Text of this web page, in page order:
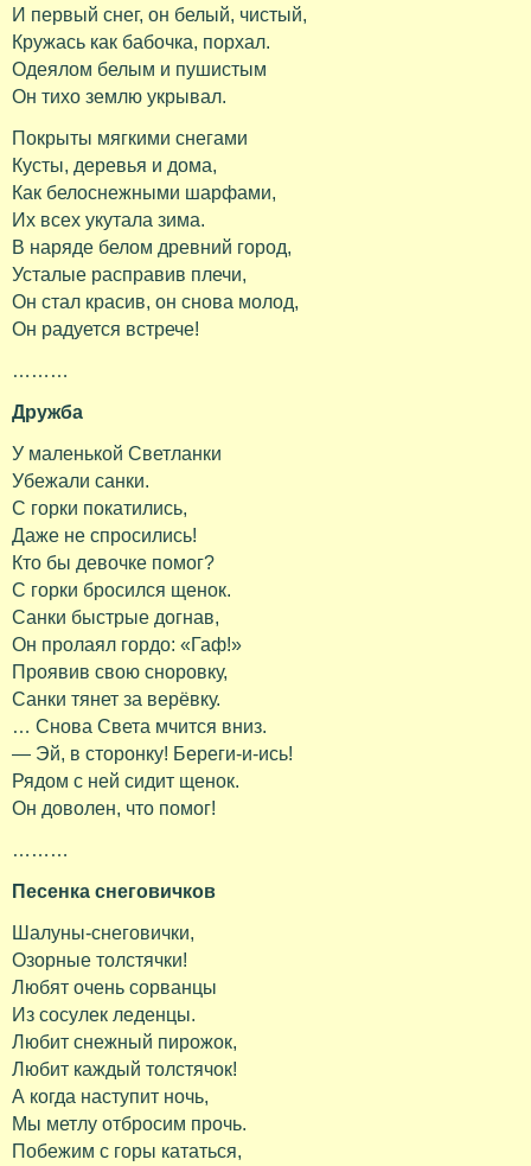
И первый снег, он белый, чистый,
Кружась как бабочка, порхал.
Одеялом белым и пушистым
Он тихо землю укрывал.
Покрыты мягкими снегами
Кусты, деревья и дома,
Как белоснежными шарфами,
Их всех укутала зима.
В наряде белом древний город,
Усталые расправив плечи,
Он стал красив, он снова молод,
Он радуется встрече!
………
Дружба
У маленькой Светланки
Убежали санки.
С горки покатились,
Даже не спросились!
Кто бы девочке помог?
С горки бросился щенок.
Санки быстрые догнав,
Он пролаял гордо: «Гаф!»
Проявив свою сноровку,
Санки тянет за верёвку.
… Снова Света мчится вниз.
— Эй, в сторонку! Береги-и-ись!
Рядом с ней сидит щенок.
Он доволен, что помог!
………
Песенка снеговичков
Шалуны-снеговички,
Озорные толстячки!
Любят очень сорванцы
Из сосулек леденцы.
Любит снежный пирожок,
Любит каждый толстячок!
А когда наступит ночь,
Мы метлу отбросим прочь.
Побежим с горы кататься,